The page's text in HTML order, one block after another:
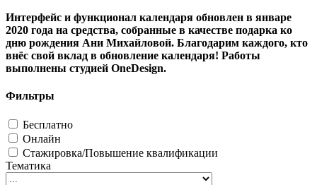
Интерфейс и функционал календаря обновлен в январе
2020 года на средства, собранные в качестве подарка ко
дню рождения Ани Михайловой. Благодарим каждого, кто
внёс свой вклад в обновление календаря! Работы
выполнены студией OneDesign.
Фильтры
Бесплатно
Онлайн
Стажировка/Повышение квалификации
Тематика